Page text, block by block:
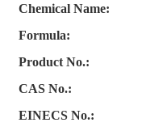
Chemical Name:
Formula:
Product No.:
CAS No.:
EINECS No.: